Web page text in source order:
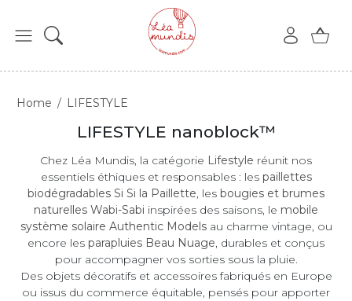
Home LIFESTYLE
LIFESTYLE nanoblock™
Chez Léa Mundis, la catégorie Lifestyle réunit nos
essentiels éthiques et responsables : les paillettes
biodégradables Si Si la Paillette, les bougies et brumes
naturelles Wabi-Sabi inspirées des saisons, le mobile
système solaire Authentic Modelsau charme vintage, ou
encore les parapluies Beau Nuage, durables et conçus
pour accompagner vos sorties sous la pluie.
Des objets décoratifs et accessoires fabriqués en Europe
ou issus du commerce équitable, pensés pour apporter